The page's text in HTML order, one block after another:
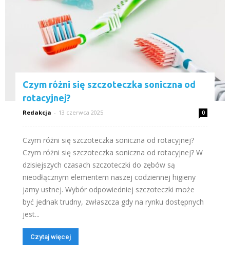
Czym różni się szczoteczka soniczna od
rotacyjnej?
Redakcja - 13 czerwca 2025 0
Czym różni się szczoteczka soniczna od rotacyjnej?
Czym różni się szczoteczka soniczna od rotacyjnej? W
dzisiejszych czasach szczoteczki do zębów są
nieodłącznym elementem naszej codziennej higieny
jamy ustnej. Wybór odpowiedniej szczoteczki może
być jednak trudny, zwłaszcza gdy na rynku dostępnych
jest...
Czytaj więcej